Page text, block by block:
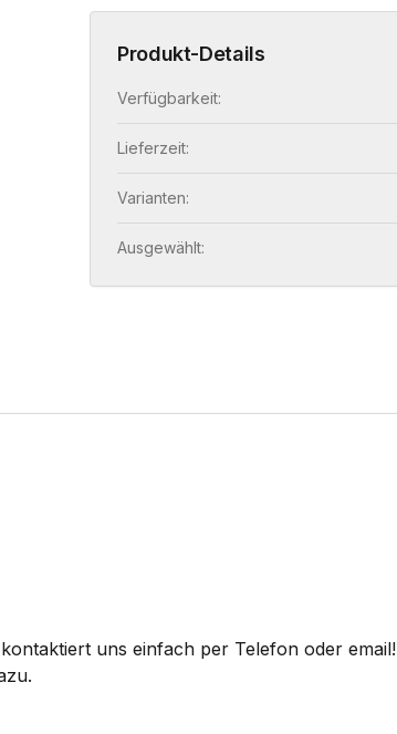
Produkt-Details
Verfügbarkeit:
Lieferzeit:
Varianten:
Ausgewählt:
uns einfach per Telefon oder email!